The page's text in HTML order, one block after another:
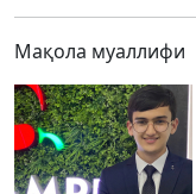
Мақола муаллифи